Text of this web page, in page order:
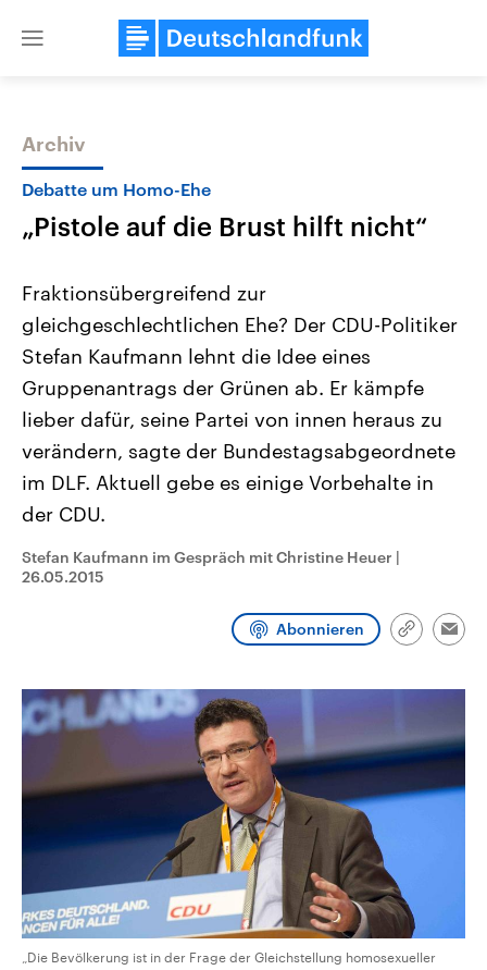
Close
Themen
Landtagswahl Sachsen-Anhalt
2026
Alle Informationen
Sachsen-Anhalt wählt am 6.
September 2026 einen neuen
Landtag. Seit 2021 wird das
Bundesland von einer Koalition aus
Umfragen, Prognosen,
und Hintergründe zu den Parteien
und Kandidaten der anstehenden
Wahl.
USA
Aktuelle Beiträge,
Hintergründe
Wirtschaftlich und
gehören die Vereinigten
den mächtigsten Ländern
mit großem Einfluss auf
Sendungen Programm Podcasts
Archiv
Debatte um Homo-Ehe
„Pistole auf die Brust hilft nicht“
Fraktionsübergreifend zur
gleichgeschlechtlichen Ehe? Der CDU-Politiker
Stefan Kaufmann lehnt die Idee eines
Gruppenantrags der Grünen ab. Er kämpfe
lieber dafür, seine Partei von innen heraus zu
verändern, sagte der Bundestagsabgeordnete
im DLF. Aktuell gebe es einige Vorbehalte in
der CDU.
Stefan Kaufmann im Gespräch mit Christine Heuer |
26.05.2015
Abonnieren
Link
„Die Bevölkerung ist in der Frage der Gleichstellung homosexueller